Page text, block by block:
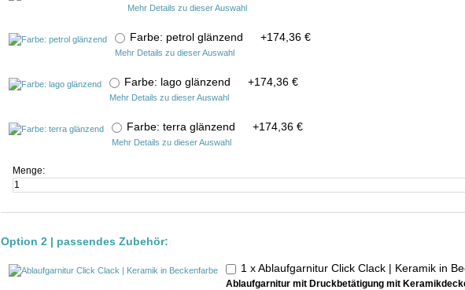
Mehr Details zu dieser Auswahl
Farbe: petrol glänzend +174,36 €
Mehr Details zu dieser Auswahl
Farbe: lago glänzend +174,36 €
Mehr Details zu dieser Auswahl
Farbe: terra glänzend +174,36 €
Mehr Details zu dieser Auswahl
Menge:
Option 2 | passendes Zubehör:
1 x Ablaufgarnitur Click Clack | Keramik in
Ablaufgarnitur mit Druckbetätigung mit